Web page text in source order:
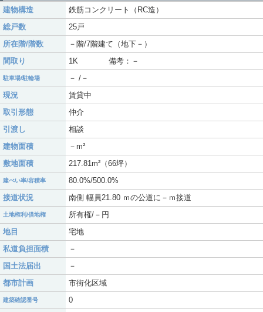
建物構造
鉄筋コンクリート（RC造）
総戸数
25戸
所在階/階数
－階/7階建て（地下－）
間取り
1K 備考：－
駐車場/駐輪場
－ /－
現況
賃貸中
取引形態
仲介
引渡し
相談
建物面積
－m²
敷地面積
217.81m²（66坪）
建ぺい率/容積率
80.0%/500.0%
接道状況
南側 幅員21.80 ｍの公道に－ｍ接道
土地権利/借地権
所有権/－円
地目
宅地
私道負担面積
－
国土法届出
－
都市計画
市街化区域
建築確認番号
0